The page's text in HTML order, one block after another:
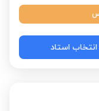
انتخاب استاد